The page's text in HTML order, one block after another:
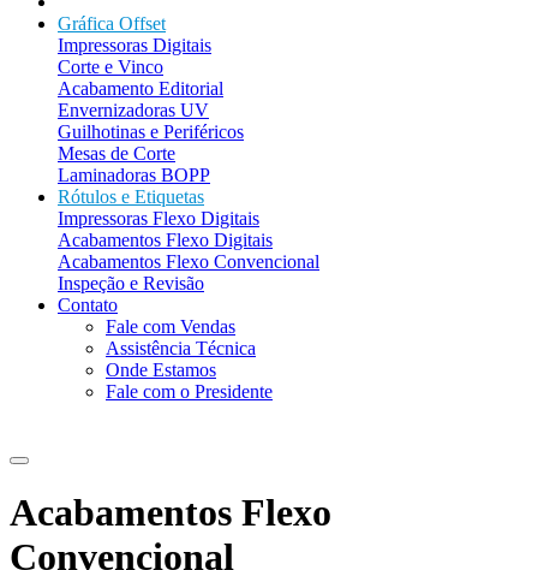
Gráfica Offset
Impressoras Digitais
Corte e Vinco
Acabamento Editorial
Envernizadoras UV
Guilhotinas e Periféricos
Mesas de Corte
Laminadoras BOPP
Rótulos e Etiquetas
Impressoras Flexo Digitais
Acabamentos Flexo Digitais
Acabamentos Flexo Convencional
Inspeção e Revisão
Contato
Fale com Vendas
Assistência Técnica
Onde Estamos
Fale com o Presidente
Acabamentos Flexo
Convencional